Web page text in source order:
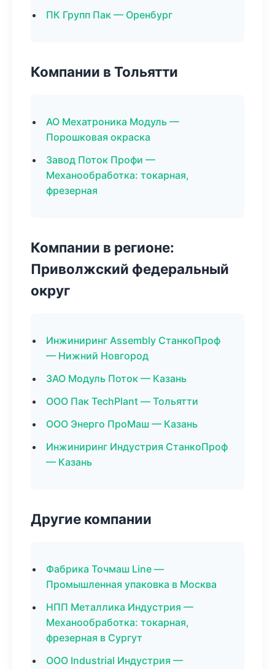
ПК Групп Пак — Оренбург
Компании в Тольятти
АО Мехатроника Модуль —
Порошковая окраска
Завод Поток Профи —
Механообработка: токарная,
фрезерная
Компании в регионе:
Приволжский федеральный
округ
Инжиниринг Assembly СтанкоПроф
— Нижний Новгород
ЗАО Модуль Поток — Казань
ООО Пак TechPlant — Тольятти
ООО Энерго ПроМаш — Казань
Инжиниринг Индустрия СтанкоПроф
— Казань
Другие компании
Фабрика Точмаш Line —
Промышленная упаковка в Москва
НПП Металлика Индустрия —
Механообработка: токарная,
фрезерная в Сургут
ООО Industrial Индустрия —